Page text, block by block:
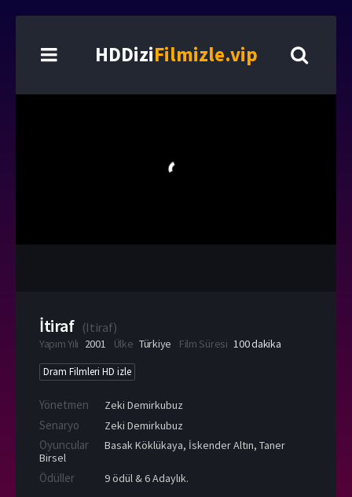
HDDiziFilmizle.vip
İtiraf (Itiraf)
Yapım Yılı 2001 Ülke Türkiye Film Süresi 100 dakika
Dram Filmleri HD izle
Yönetmen Zeki Demirkubuz
Senaryo Zeki Demirkubuz
Oyuncular Basak Köklükaya, İskender Altın, Taner
Birsel
Ödüller
9 ödül & 6 Adaylık.